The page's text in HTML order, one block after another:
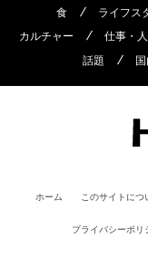
食 ライフス
カルチャー
仕事・
話題
ホーム このサイトにつ
プライバシーポリ